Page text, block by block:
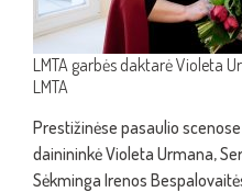
LMTA garbės daktarė Violeta
LMTA
Prestižinėse pasaulio
dainininkė Violeta Urmana,
Sėkminga Irenos